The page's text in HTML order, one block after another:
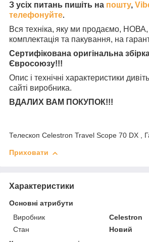
З усіх питань пишіть на пошту,
телефонуйте.
Вся техніка, яку ми продаємо, НОВА,
комплектація та пакування, на
Сертифікована оригінальна
Євросоюзу!!!
Опис і технічні характеристики
сайті виробника.
ВДАЛИХ ВАМ ПОКУПОК!!!
Телескоп Celestron Travel Scope 70 DX ,
Приховати
Характеристики
Основні атрибути
Виробник
Celestron
Стан
Новий